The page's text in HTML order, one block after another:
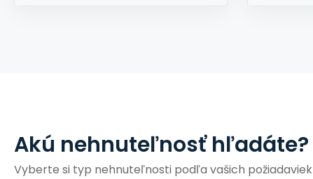
Akú nehnuteľnosť hľadáte?
Vyberte si typ nehnuteľnosti podľa vašich požiadaviek